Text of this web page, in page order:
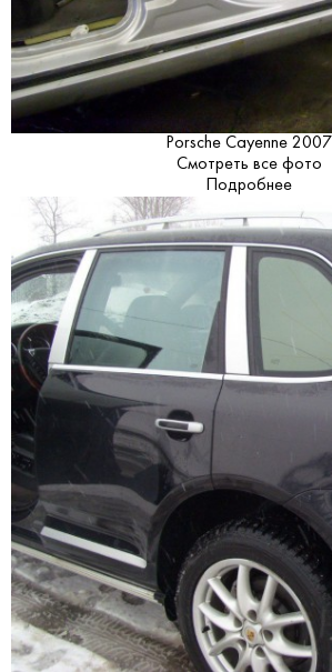
Porsche Cayenne 2007
Смотреть все фото
Подробнее